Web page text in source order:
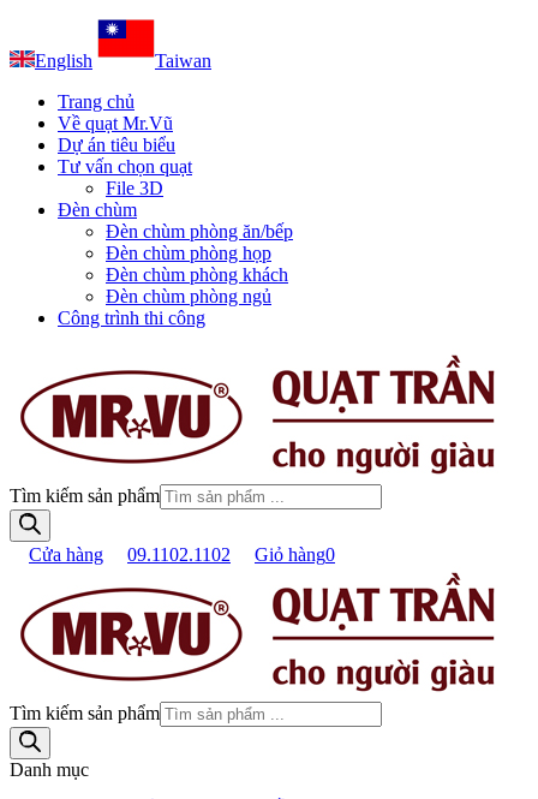
English
Taiwan
Trang chủ
Về quạt Mr.Vũ
Dự án tiêu biểu
Tư vấn chọn quạt
File 3D
Đèn chùm
Đèn chùm phòng ăn/bếp
Đèn chùm phòng họp
Đèn chùm phòng khách
Đèn chùm phòng ngủ
Công trình thi công
Tìm kiếm sản phẩm
Cửa hàng 09.1102.1102 Giỏ hàng0
Tìm kiếm sản phẩm
Danh mục